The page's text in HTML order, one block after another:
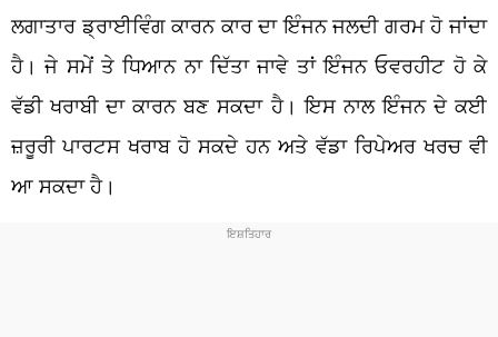
ਲਗਾਤਾਰ ਡ੍ਰਾਈਵਿੰਗ ਕਾਰਨ ਕਾਰ ਦਾ ਇੰਜਨ ਜਲਦੀ ਗਰਮ ਹੋ ਜਾਂਦਾ
ਹੈ। ਜੇ ਸਮੇਂ ਤੇ ਧਿਆਨ ਨਾ ਦਿੱਤਾ ਜਾਵੇ ਤਾਂ ਇੰਜਨ ਓਵਰਹੀਟ ਹੋ ਕੇ
ਵੱਡੀ ਖਰਾਬੀ ਦਾ ਕਾਰਨ ਬਣ ਸਕਦਾ ਹੈ। ਇਸ ਨਾਲ ਇੰਜਨ ਦੇ ਕਈ
ਜ਼ਰੂਰੀ ਪਾਰਟਸ ਖਰਾਬ ਹੋ ਸਕਦੇ ਹਨ ਅਤੇ ਵੱਡਾ ਰਿਪੇਅਰ ਖਰਚ ਵੀ
ਆ ਸਕਦਾ ਹੈ।